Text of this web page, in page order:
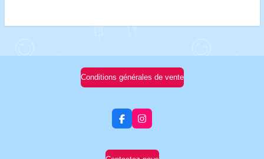
Conditions générales de vente
F
a
e
b
I
n
t
a